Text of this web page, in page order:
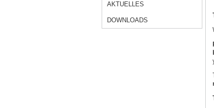
AKTUELLES
DOWNLOADS